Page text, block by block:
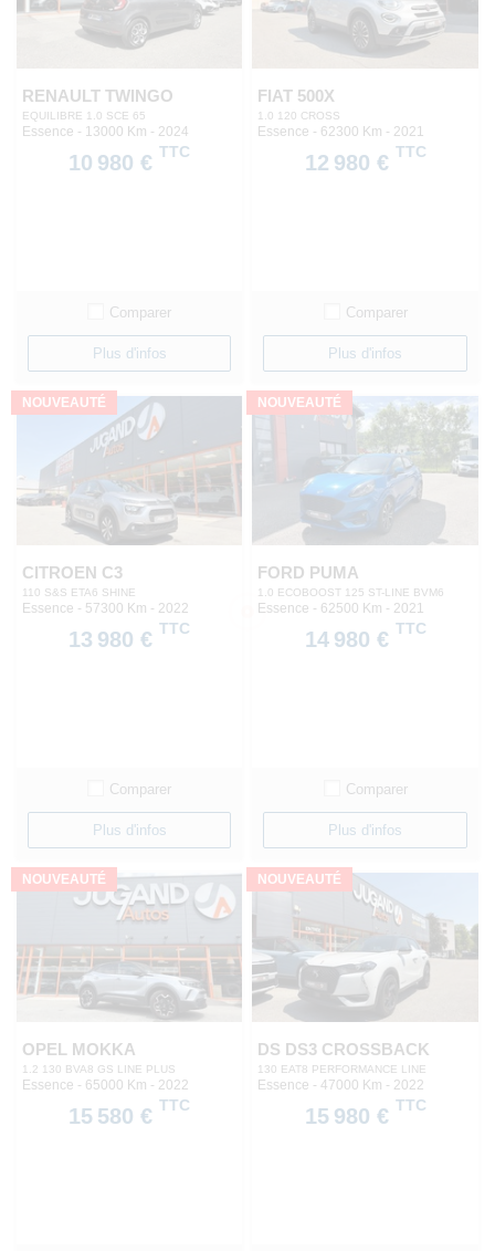
RENAULT TWINGO
EQUILIBRE 1.0 SCE 65
Essence - 13000 Km - 2024
10 980 € TTC
Comparer
Plus d'infos
FIAT 500X
1.0 120 CROSS
Essence - 62300 Km - 2021
12 980 € TTC
Comparer
Plus d'infos
NOUVEAUTÉ
CITROEN C3
110 S&S ETA6 SHINE
Essence - 57300 Km - 2022
13 980 € TTC
Comparer
Plus d'infos
NOUVEAUTÉ
FORD PUMA
1.0 ECOBOOST 125 ST-LINE BVM6
Essence - 62500 Km - 2021
14 980 € TTC
Comparer
Plus d'infos
NOUVEAUTÉ
OPEL MOKKA
1.2 130 BVA8 GS LINE PLUS
Essence - 65000 Km - 2022
15 580 € TTC
NOUVEAUTÉ
DS DS3 CROSSBACK
130 EAT8 PERFORMANCE LINE
Essence - 47000 Km - 2022
15 980 € TTC